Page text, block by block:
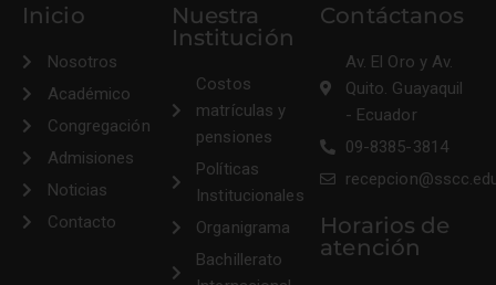
Inicio
Nosotros
Académico
Congregación
Admisiones
Noticias
Contacto
Nuestra
Institución
Costos
matrículas y
pensiones
Políticas
Institucionales
Organigrama
Bachillerato
Contáctanos
Av. El Oro y Av.
Quito. Guayaquil
- Ecuador
09-8385-3814
Horarios de
atención